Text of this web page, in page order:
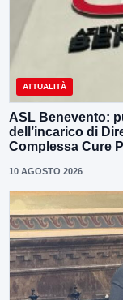
ATTUALITÀ
ASL Benevento:
dell’incarico di
Complessa Cure
10 AGOSTO 2026